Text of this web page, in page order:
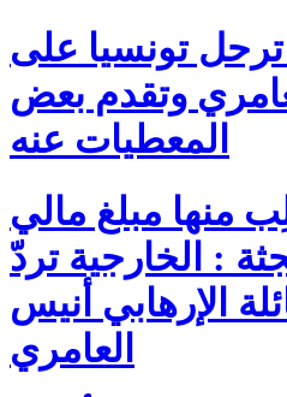
ترحل تونسيا على
وتقدم بعض
المعطيات عنه
منها مبلغ مالي
: الخارجية تردّ
الإرهابي أنيس
العامري